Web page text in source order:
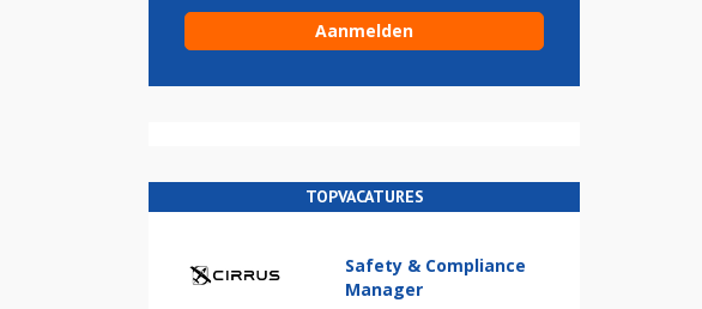
TOPVACATURES
Safety & Compliance
Manager